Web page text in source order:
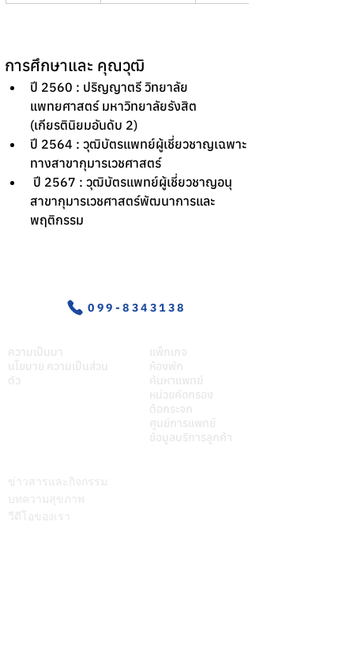
การศึกษาและ คุณวุฒิ
ปี 2560 : ปริญญาตรี วิทยาลัย
แพทยศาสตร์ มหาวิทยาลัยรังสิต
(เกียรตินิยมอันดับ 2)
ปี 2564 : วุฒิบัตรแพทย์ผู้เชี่ยวชาญเฉพาะ
ทางสาขากุมารเวชศาสตร์
สาขากุมารเวชศาสตร์พัฒนาการและ
พฤติกรรม
099-8343138
ความเป็นมา
นโยบาย ความเป็นส่วน
ตัว
แพ็กเกจ
ห้องพัก
ค้นหาแพทย์
หน่วยคัดกรอง
ต้อกระจก
ศูนย์การแพทย์
ข้อมูลบริการลูกค้า
ข่าวสารและกิจกรรม
บทความสุขภาพ
วีดีโอของเรา